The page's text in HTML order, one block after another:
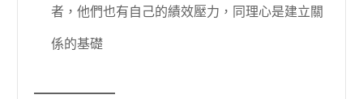
者，他們也有自己的績效壓力，同理心是建立關
係的基礎